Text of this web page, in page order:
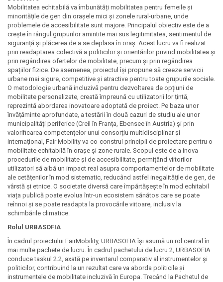
Mobilitatea echitabilă va îmbunătăți mobilitatea pentru femeile și
minoritățile de gen din orașele mici și zonele rural-urbane, unde
problemele de accesibilitate sunt majore. Principalul obiectiv este de a
crește în rângul grupurilor amintite mai sus legitimitatea, sentimentul de
siguranță și plăcerea de a se deplasa în oraș. Acest lucru va fi realizat
prin readaptarea colectivă a politicilor și orientărilor privind mobilitatea și
prin regândirea ofertelor de mobilitate, precum și prin regândirea
spațiilor fizice. De asemenea, proiectul își propune să creeze servicii
urbane mai sigure, competitive și atractive pentru toate grupurile sociale.
O metodologie urbană incluzivă pentru dezvoltarea de opțiuni de
mobilitate personalizate, creată împreună cu utilizatorii lor țintă,
reprezintă abordarea inovatoare adoptată de proiect. Pe baza unor
învățăminte aprofundate, a testării în două cazuri de studiu ale unor
municipalități periferice (Creil în Franța, Ebensee în Austria) și prin
valorificarea competențelor unui consorțiu multidisciplinar și
internațional, Fair Mobility va co-construi principii de proiectare pentru o
mobilitate echitabilă în orașe și zone rurale. Scopul este de a inova
procedurile de mobilitate și de accesibilitate, permițând viitorilor
utilizatori să aibă un impact real asupra comportamentelor de mobilitate
ale cetățenilor în mod sistematic, reducând astfel inegalitățile de gen, de
vârstă și etnice. O societate diversă care împărtășește în mod echitabil
viața publică poate evolua într-un ecosistem sănătos care se poate
reînnoi și se poate readapta la provocările viitoare, inclusiv la
schimbările climatice.
Rolul URBASOFIA
În cadrul proiectului FairMobility, URBASOFIA își asumă un rol central în
mai multe pachete de lucru. În cadrul pachetului de lucru 2, URBASOFIA
conduce taskul 2.2, axată pe inventarul comparativ al instrumentelor și
politicilor, contribuind la un rezultat care va aborda politicile și
instrumentele de mobilitate incluzivă în Europa. Trecând la Pachetul de